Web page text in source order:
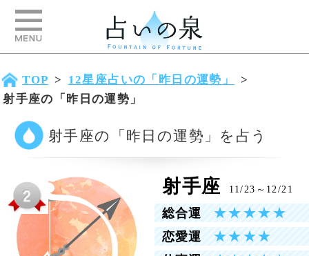
TOP > 12星座占いの「昨日の運勢」 >
射手座の「昨日の運勢」
射手座の「昨日の運勢」を占う
射手座 11/23～12/21
★★★★★
金 運 ★★★★
2026年8月6日の昨日の運勢